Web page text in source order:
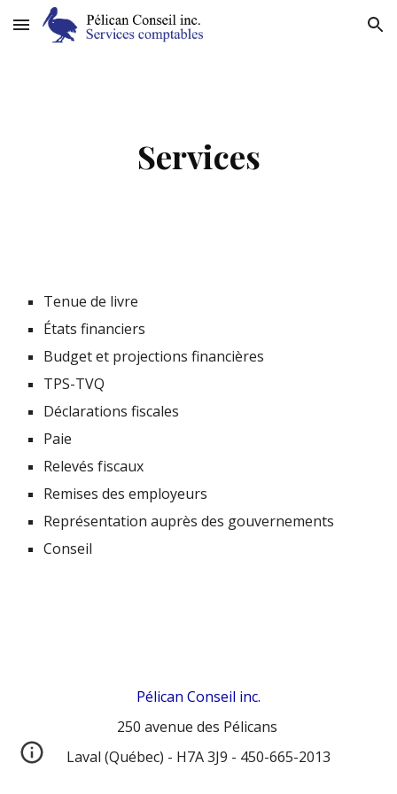
Skip to main content Skip to navigation
Services
Tenue de livre
États financiers
Budget et projections financières
TPS-TVQ
Déclarations fiscales
Paie
Relevésfiscaux
Remises des employeurs
Représentation auprès des gouvernements
Conseil
Pélican Conseil inc.
250 avenue des Pélicans
Laval (Québec) - H7A 3J9 - 450-665-2013